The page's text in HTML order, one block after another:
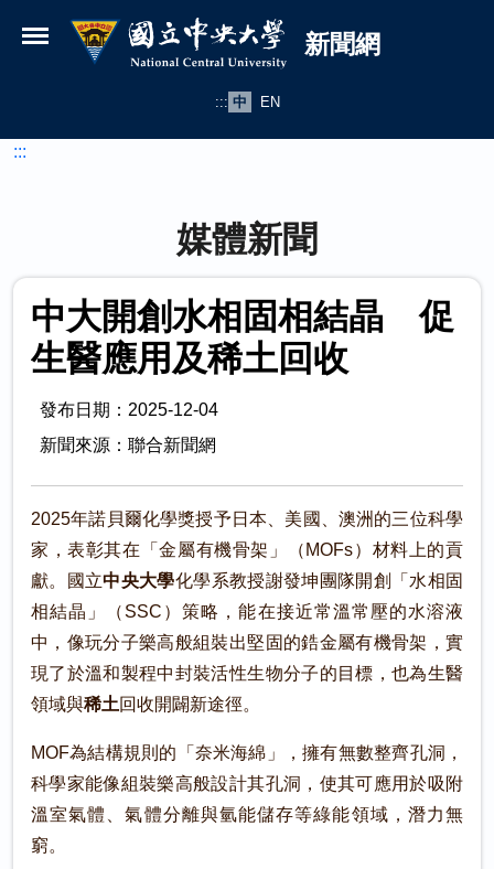
國立中央大學新聞網
新聞網
::: 中 EN
:::
媒體新聞
中大開創水相固相結晶 促
生醫應用及稀土回收
發布日期：2025-12-04
新聞來源：聯合新聞網
2025年諾貝爾化學獎授予日本、美國、澳洲的三位科學
家，表彰其在「金屬有機骨架」（MOFs）材料上的貢
獻。國立中央大學化學系教授謝發坤團隊開創「水相固
相結晶」（SSC）策略，能在接近常溫常壓的水溶液
中，像玩分子樂高般組裝出堅固的鋯金屬有機骨架，實
現了於溫和製程中封裝活性生物分子的目標，也為生醫
領域與稀土回收開闢新途徑。
MOF為結構規則的「奈米海綿」，擁有無數整齊孔洞，
科學家能像組裝樂高般設計其孔洞，使其可應用於吸附
溫室氣體、氣體分離與氫能儲存等綠能領域，潛力無
窮。